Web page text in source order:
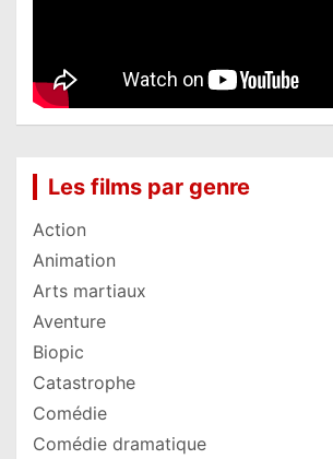
Les films par genre
Action
Animation
Arts martiaux
Aventure
Biopic
Catastrophe
Comédie
Comédie dramatique